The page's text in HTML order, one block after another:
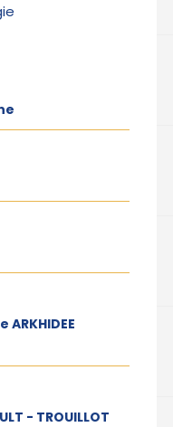
- TROUILLOT